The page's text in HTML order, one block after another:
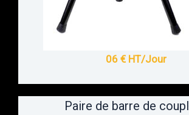
06 € HT/Jour
Paire de barre de